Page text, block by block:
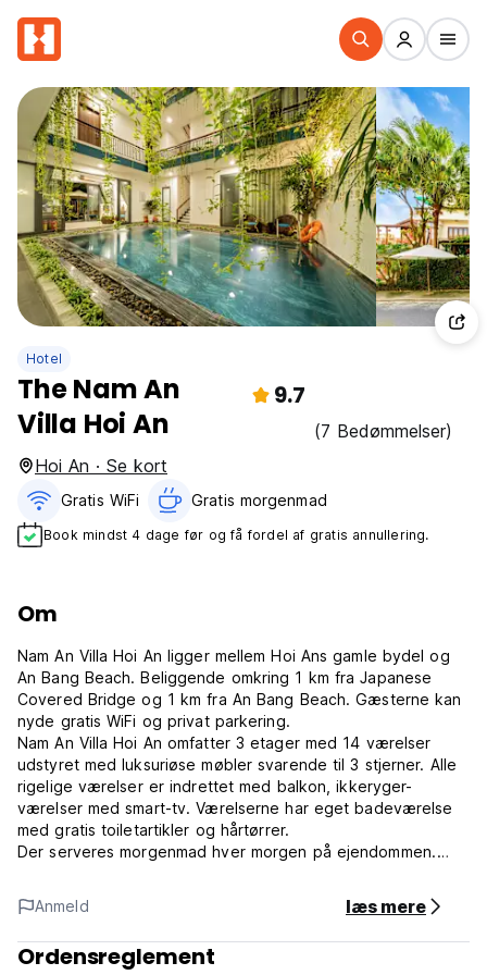
Hotel
The Nam An
Villa Hoi An
9.7
(7 Bedømmelser)
Hoi An · Se kort
Gratis WiFi Gratis morgenmad‎
Book mindst 4 dage før og få fordel af gratis annullering.
Om
Nam An Villa Hoi An ligger mellem Hoi Ans gamle bydel og
An Bang Beach. Beliggende omkring 1 km fra Japanese
Covered Bridge og 1 km fra An Bang Beach. Gæsterne kan
nyde gratis WiFi og privat parkering.
Nam An Villa Hoi An omfatter 3 etager med 14 værelser
udstyret med luksuriøse møbler svarende til 3 stjerner. Alle
rigelige værelser er indrettet med balkon, ikkeryger-
værelser med smart-tv. Værelserne har eget badeværelse
med gratis toiletartikler og hårtørrer.
Der serveres morgenmad hver morgen på ejendommen.
Receptionen i den døgnåbne reception kan hjælpe dig med
parkeringsservice, bagageopbevaring, lufthavnstransport
og give nyttige tips til at komme rundt i området.
Nam An Villa Hoi An er et bekvemt sted, hvorfra man kan
Anmeld læs mere
Ordensreglement